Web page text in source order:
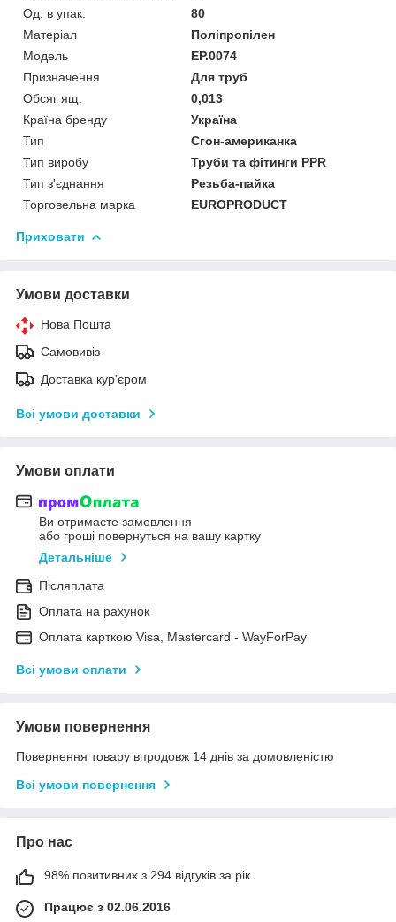
Од. в упак.
80
Матеріал
Поліпропілен
Мoдель
EP.0074
Призначення
Для труб
Обсяг ящ.
0,013
Країна бренду
Україна
Тип
Сгон-американка
Тип виробу
Труби та фітинги PPR
Тип з'єднання
Резьба-пайка
Торговельна марка
EUROPRODUCT
Приховати
Умови доставки
Нова Пошта
Самовивіз
Доставка кур'єром
Всі умови доставки
Умови оплати
Ви отримаєте замовлення
або гроші повернуться на вашу картку
Детальніше
Післяплата
Оплата на рахунок
Оплата карткою Visa, Mastercard - WayForPay
Всі умови оплати
Умови повернення
Повернення товару впродовж 14 днів за домовленістю
Всі умови повернення
Про нас
98% позитивних з 294 відгуків за рік
Працює з 02.06.2016